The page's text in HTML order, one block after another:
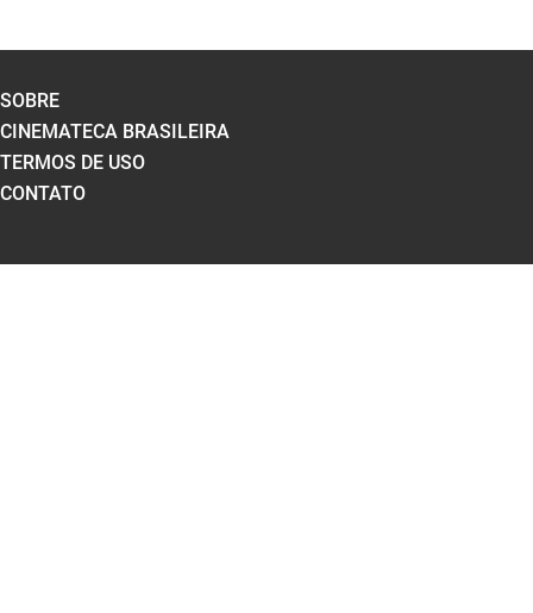
SOBRE
CINEMATECA BRASILEIRA
TERMOS DE USO
CONTATO